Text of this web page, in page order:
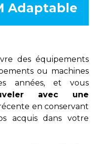
Adaptable
des équipements
ou machines
années, et vous
avec une
en conservant
acquis dans votre